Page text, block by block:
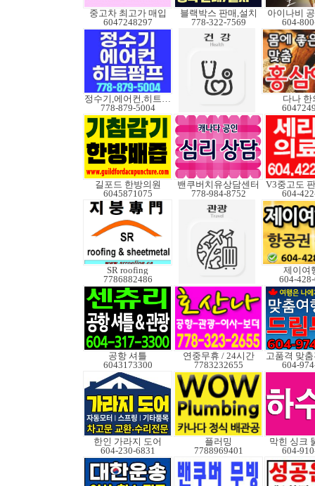
중고차 최고가 매입
6047248297
블랙박스 판매,설치
778-322-7569
아이나비
604-
정수기,에어컨,히트펌프
778-879-5004
다나 한
길포드 한방의원
6045871075
밴쿠버치유상담센터
778-984-8752
604-
SR roofing
7786882486
제이여
604-
공항 셔틀
6043173300
연중무휴 / 24시간
7783232655
604-
한인 가라지 도어
604-230-6831
플러밍
7788969401
막힌 싱크
604-